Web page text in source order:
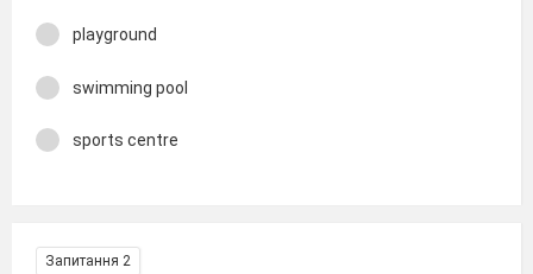
playground
swimming pool
sports centre
Запитання 2